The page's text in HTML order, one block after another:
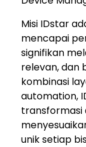
Misi IDstar
mencapai
signifikan
relevan, dan
kombinasi
automation,
transformasi
unik setiap